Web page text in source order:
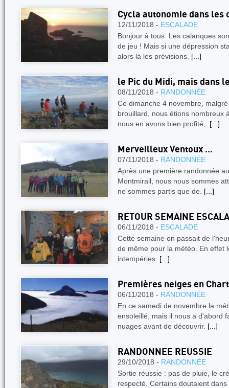
Cycla autonomie dans les
12/11/2018 - ESCALADE
Bonjour à tous Les calanques
de jeu ! Mais si une dépression
alors là les prévisions. [...]
le Pic du Midi, mais dans
08/11/2018 - RANDONNÉE
Ce dimanche 4 novembre,
brouillard, nous étions nombreux
nous en avons bien profité,. [...]
Merveilleux Ventoux ...
07/11/2018 - RANDONNÉE
Après une première randonnée
Montmirail, nous nous sommes
ne sommes partis que de. [...]
RETOUR SEMAINE
06/11/2018 - ESCALADE
Cette semaine on passait de
de même pour la météo. En effet
intempéries. [...]
Premières neiges en
06/11/2018 - RANDONNÉE
En ce samedi de novembre la
ensoleillé, mais il nous a d'abord
nuages avant de découvrir. [...]
RANDONNEE REUSSIE
29/10/2018 - RANDONNÉE
Sortie réussie : pas de pluie, le
respecté. Certains doutaient